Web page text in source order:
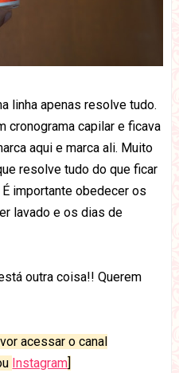
linha apenas resolve tudo.
cronograma capilar e ficava
aqui e marca ali. Muito
resolve tudo do que ficar
importante obedecer os
lavado e os dias de
outra coisa!! Querem
acessar o canal
Instagram]